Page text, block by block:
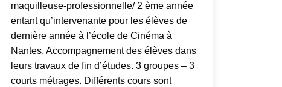
maquilleuse-professionnelle/ 2 ème année
entant qu’intervenante pour les élèves de
dernière année à l’école de Cinéma à
Nantes. Accompagnement des élèves dans
leurs travaux de fin d’études. 3 groupes – 3
courts métrages. Différents cours sont